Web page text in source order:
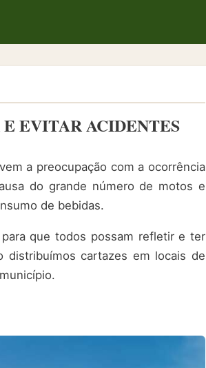
EVITAR ACIDENTES
a preocupação com a ocorrência
do grande número de motos e
de bebidas.
que todos possam refletir e ter
distribuímos cartazes em locais de